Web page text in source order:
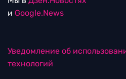
и Google.News
Уведомление об
технологий